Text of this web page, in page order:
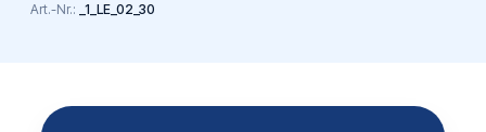
Art.-Nr.: _1_LE_02_30